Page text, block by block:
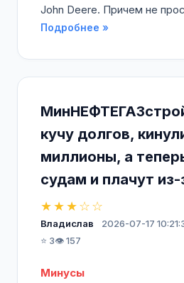
John Deere. Причем не
Подробнее »
кучу долгов,
миллионы, а
судам и плачут
★★★☆☆
Владислав
2026-07-17
⭐ 3👁️ 157
Минусы